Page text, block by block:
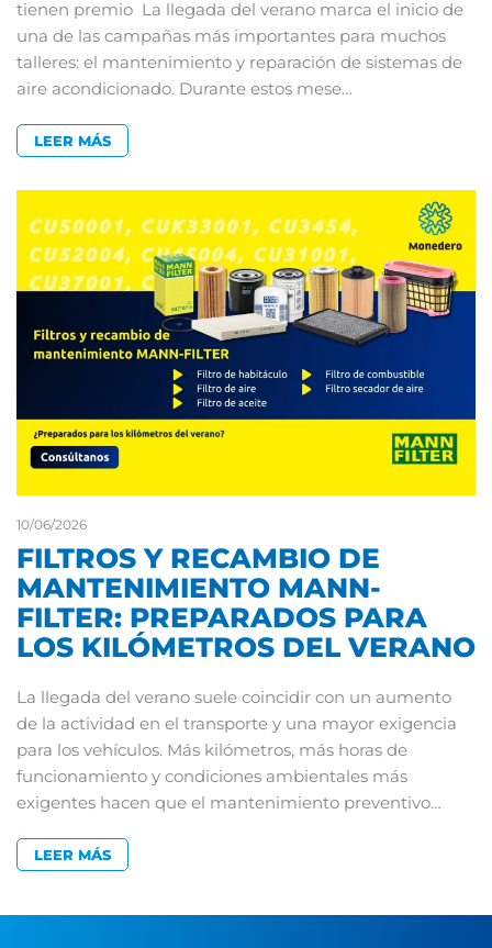
tienen premio La llegada del verano marca el inicio de
una de las campañas más importantes para muchos
talleres: el mantenimiento y reparación de sistemas de
aire acondicionado. Durante estos mese…
LEER MÁS
10/06/2026
FILTROS Y RECAMBIO DE
MANTENIMIENTO MANN-
FILTER: PREPARADOS PARA
LOS KILÓMETROS DEL VERANO
La llegada del verano suele coincidir con un aumento
de la actividad en el transporte y una mayor exigencia
para los vehículos. Más kilómetros, más horas de
funcionamiento y condiciones ambientales más
exigentes hacen que el mantenimiento preventivo…
LEER MÁS